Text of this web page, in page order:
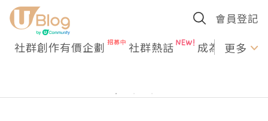
會員登記
社群創作有價企劃 社群熱話 成為U更多